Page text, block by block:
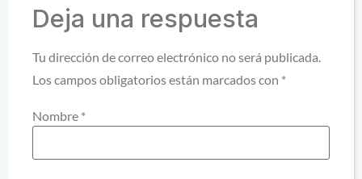
Deja una respuesta
Tu dirección de correo electrónico no será publicada.
Los campos obligatorios están marcados con *
Nombre *